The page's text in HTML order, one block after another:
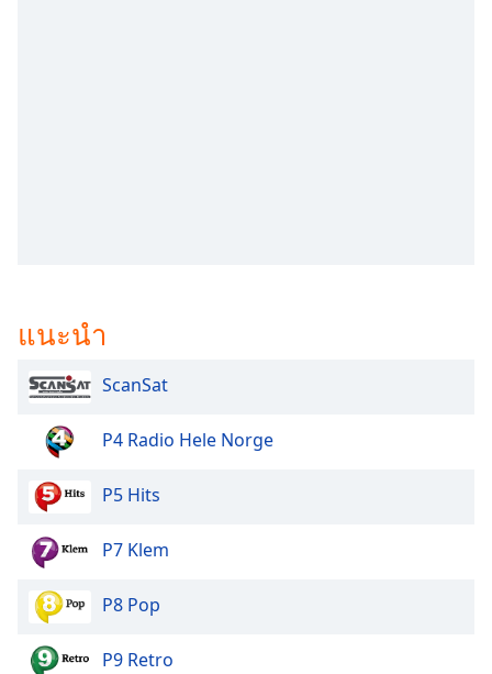
modal
window.
Beginning
dialog
Escape
cancel
close
แนะนำ
ScanSat
P4 Radio Hele Norge
P5 Hits
P7 Klem
P8 Pop
P9 Retro